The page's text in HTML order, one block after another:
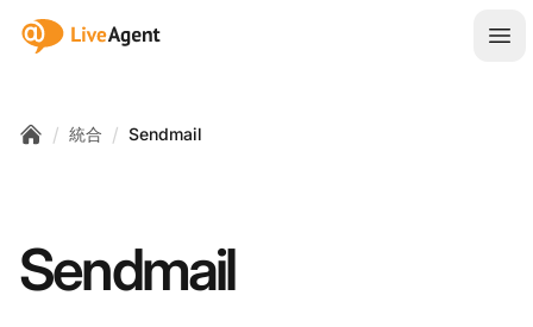
:site.title
メ
/ 統合 / Sendmail
Sendmail